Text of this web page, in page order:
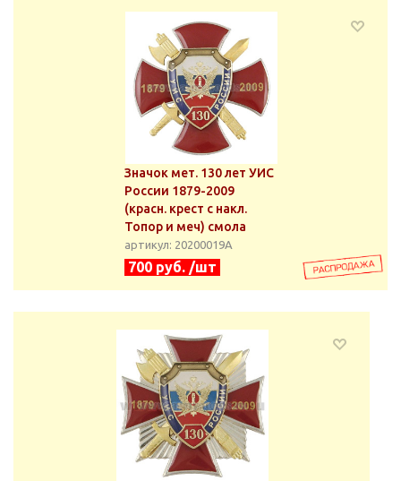
Значок мет. 130 лет УИС
России 1879-2009
(красн. крест с накл.
Топор и меч) смола
артикул: 20200019А
700 руб. /шт